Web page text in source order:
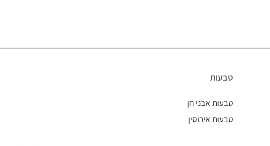
טבעות
טבעות אבני חן
טבעות אירוסין